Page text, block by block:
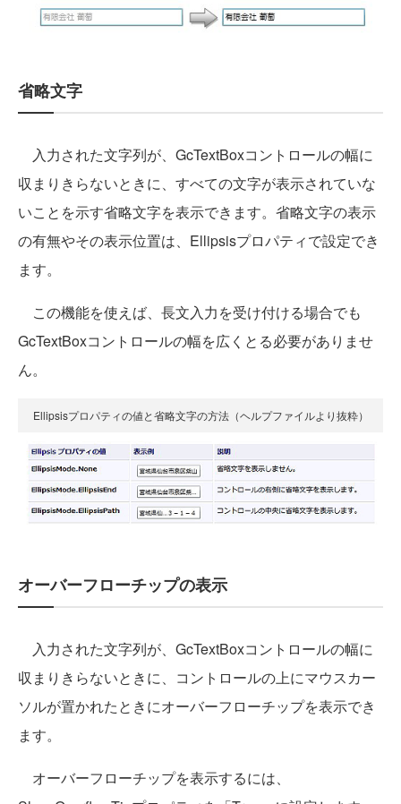
省略文字
入力された文字列が、GcTextBoxコントロールの幅に
収まりきらないときに、すべての文字が表示されていな
いことを示す省略文字を表示できます。省略文字の表示
の有無やその表示位置は、Ellipsisプロパティで設定でき
ます。
この機能を使えば、長文入力を受け付ける場合でも
GcTextBoxコントロールの幅を広くとる必要がありませ
ん。
Ellipsisプロパティの値と省略文字の方法（ヘルプファイルより抜粋）
オーバーフローチップの表示
入力された文字列が、GcTextBoxコントロールの幅に
収まりきらないときに、コントロールの上にマウスカー
ソルが置かれたときにオーバーフローチップを表示でき
ます。
オーバーフローチップを表示するには、